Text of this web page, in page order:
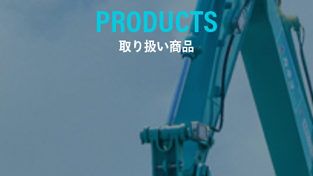
PRODUCTS
取り扱い商品